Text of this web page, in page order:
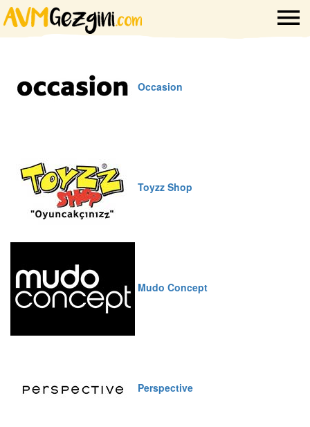
Occasion
Toyzz Shop
Mudo Concept
Perspective